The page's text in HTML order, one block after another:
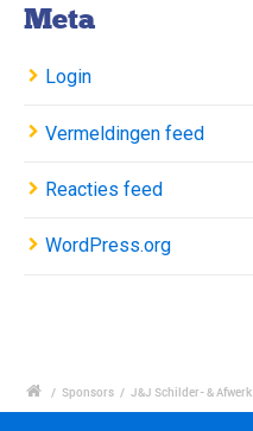
Meta
Login
Vermeldingen feed
Reacties feed
WordPress.org
/ Sponsors / J&J Schilder- & Afwerk